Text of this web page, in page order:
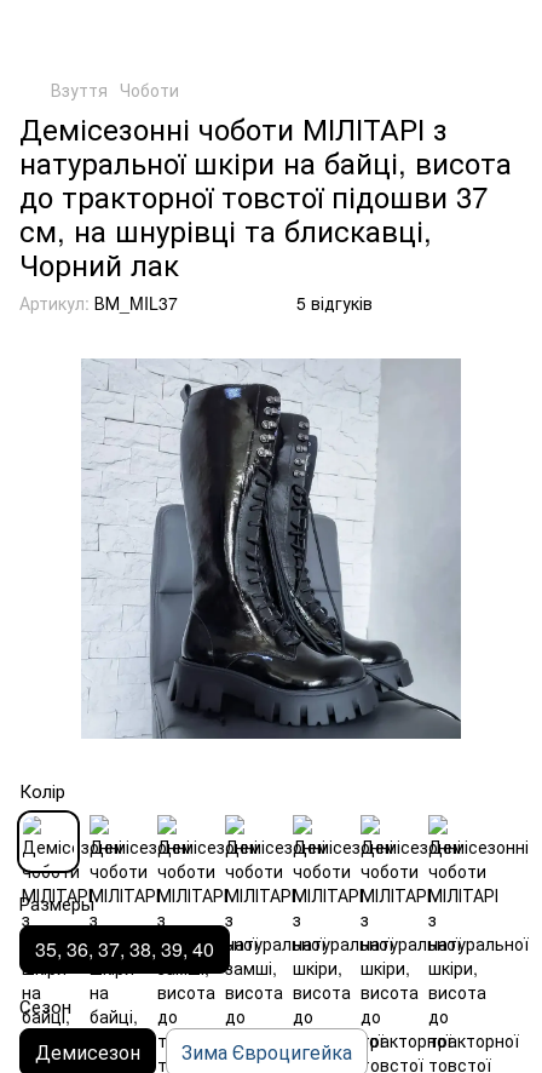
Взуття Чоботи
Демісезонні чоботи МІЛІТАРІ з
натуральної шкіри на байці, висота
до тракторної товстої підошви 37
см, на шнурівці та блискавці,
Чорний лак
Артикул: ВМ_MIL37 5 відгуків
Колір
Размеры
35, 36, 37, 38, 39, 40
Сезон
Демисезон Зима Євроцигейка